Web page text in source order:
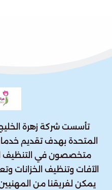
تأسست شركة زهرة الخليج
المتحدة بهدف تقديم
متخصصون في التنظيف
الآفات وتنظيف الخزانات
يمكن لفريقنا من